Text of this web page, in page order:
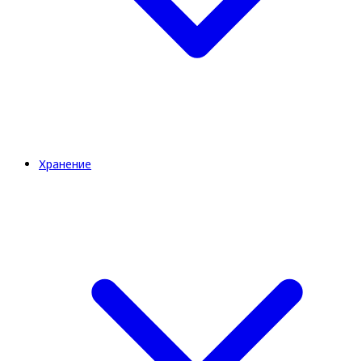
Хранение